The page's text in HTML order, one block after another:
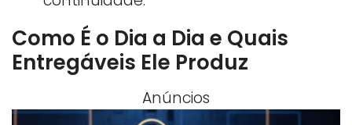
Como É o Dia a Dia e Quais
Entregáveis Ele Produz
Anúncios